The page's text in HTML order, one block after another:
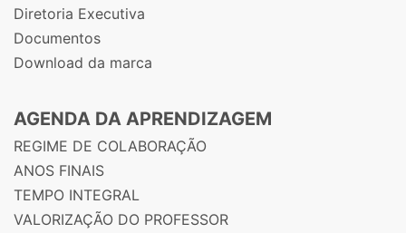
Diretoria Executiva
Documentos
Download da marca
AGENDA DA APRENDIZAGEM
REGIME DE COLABORAÇÃO
ANOS FINAIS
TEMPO INTEGRAL
VALORIZAÇÃO DO PROFESSOR